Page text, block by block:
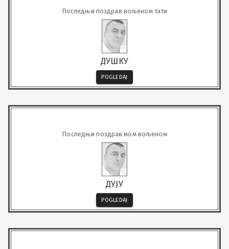
Последњи поздрав вољеном тати
ДУШКУ
POGLEDAJ
Последњи поздрав мом вољеном
ДУЈУ
POGLEDAJ